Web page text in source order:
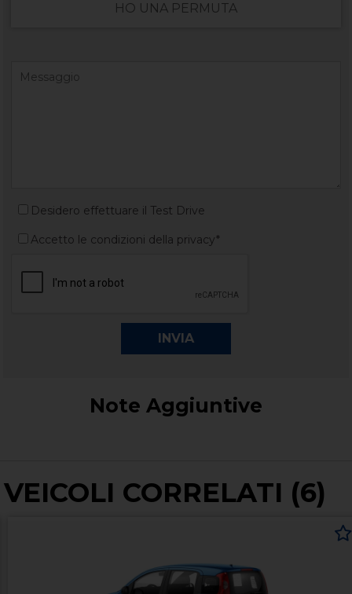
HO UNA PERMUTA
Desidero effettuare il Test Drive
Accetto le condizioni della privacy*
Note Aggiuntive
VEICOLI CORRELATI (6)